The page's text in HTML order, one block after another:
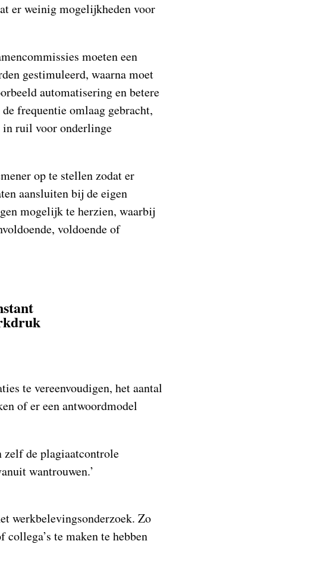
er weinig mogelijkheden voor
moeten een
gestimuleerd, waarna moet
automatisering en betere
frequentie omlaag gebracht,
in ruil voor onderlinge
op te stellen zodat er
aansluiten bij de eigen
mogelijk te herzien, waarbij
voldoende of
te vereenvoudigen, het aantal
of er een antwoordmodel
zelf de plagiaatcontrole
wantrouwen.’
werkbelevingsonderzoek. Zo
te maken te hebben